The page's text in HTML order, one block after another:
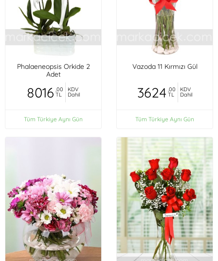
Phalaeneopsis Orkide 2
Adet
8016 ,00
TL
KDV
Dahil
Tüm Türkiye Aynı Gün
Vazoda 11 Kırmızı Gül
3624 ,00
TL
KDV
Dahil
Tüm Türkiye Aynı Gün